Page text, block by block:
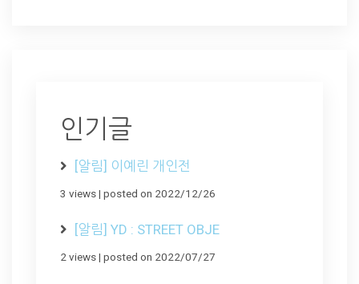
인기글
[알림] 이예린 개인전
3 views| posted on 2022/12/26
[알림] YD : STREET OBJE
2 views| posted on 2022/07/27